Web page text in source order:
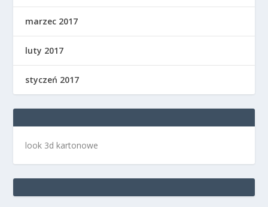
marzec 2017
luty 2017
styczeń 2017
look 3d kartonowe